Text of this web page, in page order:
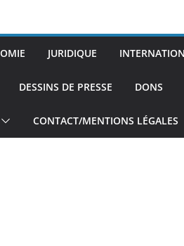
JURIDIQUE
DESSINS DE PRESSE DONS
CONTACT/MENTIONS LÉGALES